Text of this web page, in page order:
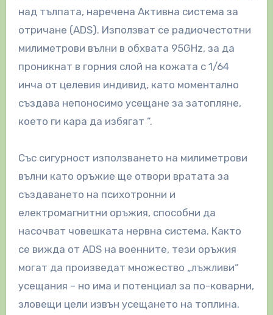
над тълпата, наречена Активна система за
отричане (ADS). Използват се радиочестотни
милиметрови вълни в обхвата 95GHz, за да
проникнат в горния слой на кожата с 1/64
инча от целевия индивид, като моментално
създава непоносимо усещане за затопляне,
което ги кара да избягат ”.
Със сигурност използването на милиметрови
вълни като оръжие ще отвори вратата за
създаването на психотронни и
електромагнитни оръжия, способни да
насочват човешката нервна система. Както
се вижда от ADS на военните, тези оръжия
могат да произведат множество „лъжливи“
усещания – но има и потенциал за по-коварни,
зловещи цели извън усещането на топлина.